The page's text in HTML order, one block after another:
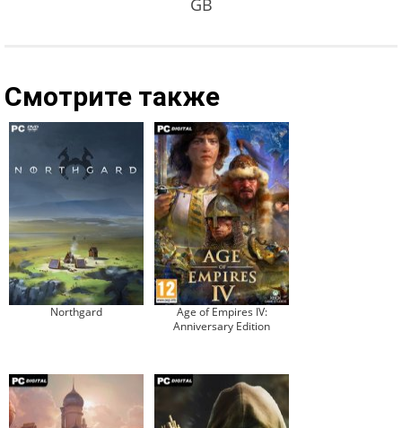
GB
Смотрите также
Northgard
Age of Empires IV:
Anniversary Edition